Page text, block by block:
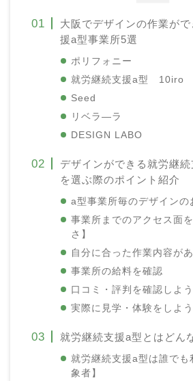
大阪でデザインの作業が
援a型事業所5選
ポリフォニー
就労継続支援a型 10iro
Seed
リベラ―ラ
DESIGN LABO
デザインができる就労継
を選ぶ際のポイント紹介
a型事業所毎のデザインの
事業所までのアクセス面
さ】
自分に合った作業内容が
事業所の給料を確認
口コミ・評判を確認しよう
実際に見学・体験をしよう
就労継続支援a型とはどん
就労継続支援a型は誰でも
象者】